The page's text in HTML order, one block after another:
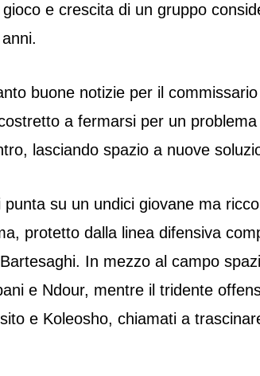
e crescita di un gruppo
buone notizie per il
a fermarsi per un
lasciando spazio a nuove
punta su un undici giovane ma
protetto dalla linea difensiva
In mezzo al campo
e Ndour, mentre il tridente
e Koleosho, chiamati a